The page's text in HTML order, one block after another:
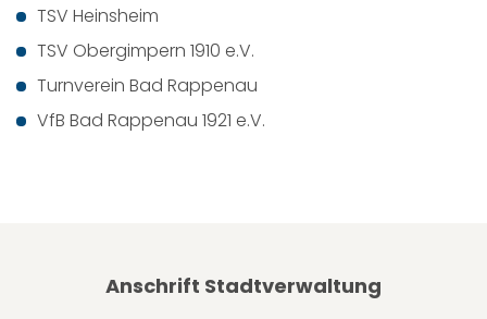
TSV Heinsheim
TSV Obergimpern 1910 e.V.
Turnverein Bad Rappenau
VfB Bad Rappenau 1921 e.V.
Anschrift Stadtverwaltung